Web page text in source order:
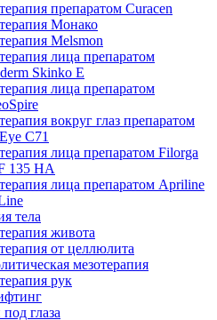
препаратом Curacen
Монако
Melsmon
лица препаратом
Skinko E
лица препаратом
вокруг глаз препаратом
С71
лица препаратом Filorga
135 HA
лица препаратом Apriline
тела
живота
от целлюлита
мезотерапия
рук
глаза